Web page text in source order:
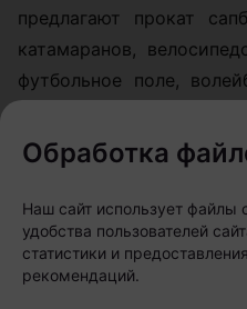
предлагают прокат
катамаранов,
футбольное поле,
компаний организуют
тимбилдинг. Любители
занятие - Вилейское
считается одним из
рыбы.
Обработка
Наш сайт использует файлы
удобства пользователей
статистики и
рекомендаций.